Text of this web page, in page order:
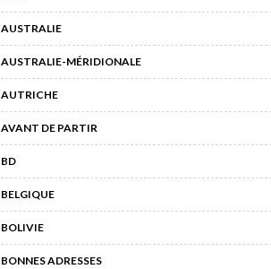
AUSTRALIE
AUSTRALIE-MÉRIDIONALE
AUTRICHE
AVANT DE PARTIR
BD
BELGIQUE
BOLIVIE
BONNES ADRESSES